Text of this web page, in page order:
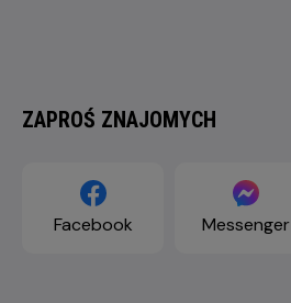
ZAPROŚ ZNAJOMYCH
Facebook Messenger